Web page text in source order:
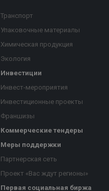
Транспорт
Упаковочные материалы
Химическая продукция
Экология
Инвестиции
Инвест-мероприятия
Инвестиционные проекты
Франшизы
Коммерческие тендеры
Меры поддержки
Партнерская сеть
Проект «Вас ждут регионы»
Первая социальная биржа